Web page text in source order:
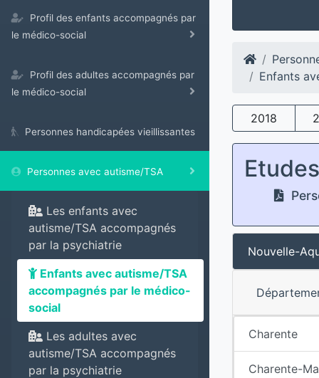
Profil des enfants accompagnés par
le médico-social
Profil des adultes accompagnés par
le médico-social
Personnes handicapées vieillissantes
Personnes avec autisme/TSA
Les enfants avec
autisme/TSA accompagnés
par la psychiatrie
Enfants avec autisme/TSA
accompagnés par le médico-
social
Les adultes avec
autisme/TSA accompagnés
par la psychiatrie
Enfants
2018
Etudes
Nouvelle-
Charente
Charente-